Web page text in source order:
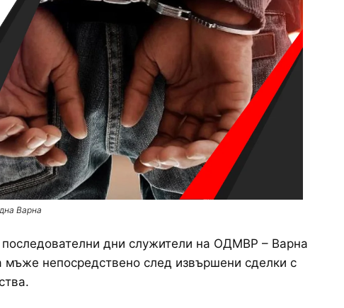
Варна
дни служители на ОДМВР – Варна
непосредствено след извършени сделки с